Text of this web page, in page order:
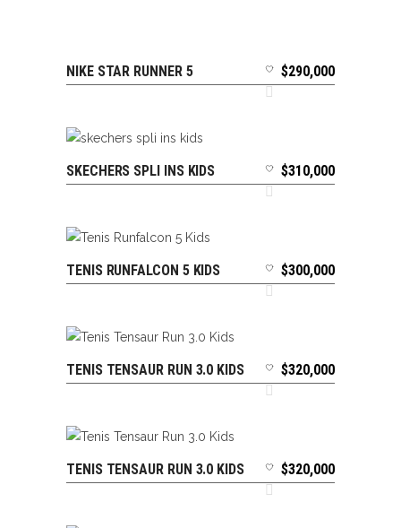
SELECCIONAR OPCIONES
NIKE STAR RUNNER 5 $290,000
SELECCIONAR OPCIONES
SKECHERS SPLI INS KIDS $310,000
SELECCIONAR OPCIONES
TENIS RUNFALCON 5 KIDS $300,000
SELECCIONAR OPCIONES
TENIS TENSAUR RUN 3.0 KIDS $320,000
SELECCIONAR OPCIONES
TENIS TENSAUR RUN 3.0 KIDS $320,000